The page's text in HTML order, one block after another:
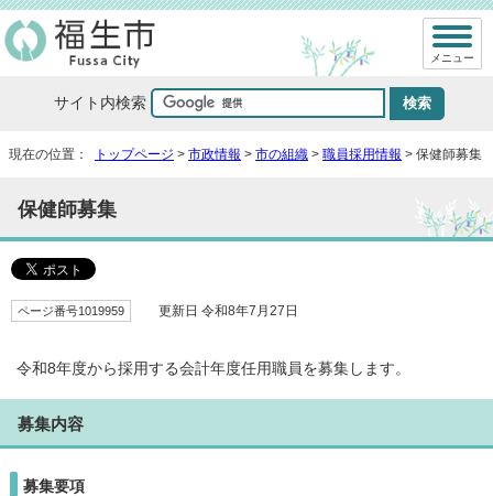
サイト内検索
メニュー
現在の位置： トップページ > 市政情報 > 市の組織 > 職員採用情報 > 保健師募集
保健師募集
ページ番号1019959 更新日 令和8年7月27日
令和8年度から採用する会計年度任用職員を募集します。
募集内容
募集要項